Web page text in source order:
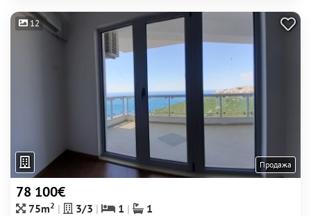
12
Продажа
78 100€
75m2 3/3 1 1